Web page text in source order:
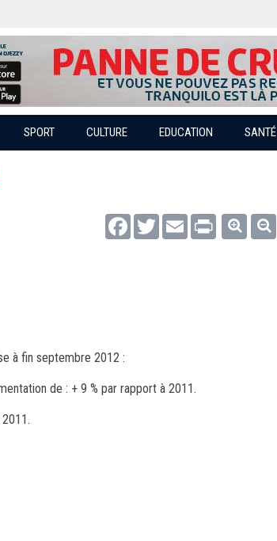
SPORT CULTURE EDUCATION SANTÉ
FacebookTwitter Email Print
à fin septembre 2012 :
de : + 9 % par rapport à 2011.